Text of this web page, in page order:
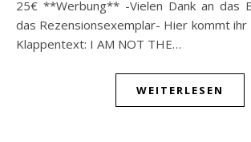
25€ **Werbung** -Vielen Dank an das
das Rezensionsexemplar- Hier kommt ihr
Klappentext: I AM NOT THE…
WEITERLESEN